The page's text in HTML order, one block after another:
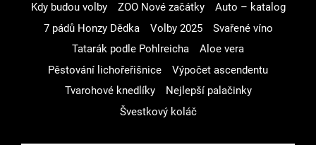
Kdy budou volby
ZOO Nové začátky
Auto – katalog
7 pádů Honzy Dědka
Volby 2025
Svařené víno
Tatarák podle Pohlreicha
Aloe vera
Pěstování lichořeřišnice
Výpočet ascendentu
Tvarohové knedlíky
Nejlepší palačinky
Švestkový koláč